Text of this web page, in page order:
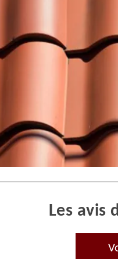
Les avis